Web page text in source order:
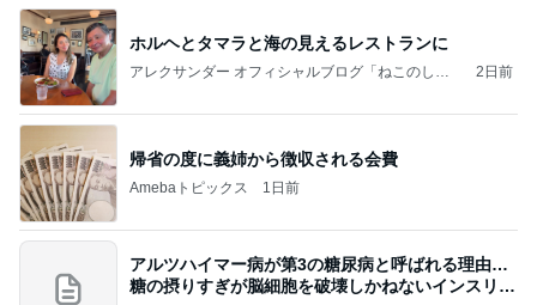
ホルヘとタマラと海の見えるレストランに
アレクサンダー オフィシャルブログ「ねこのしっ
2日前
帰省の度に義姉から徴収される会費
Amebaトピックス 1日前
アルツハイマー病が第3の糖尿病と呼ばれる理由…
糖の摂りすぎが脳細胞を破壊しかねないインスリン